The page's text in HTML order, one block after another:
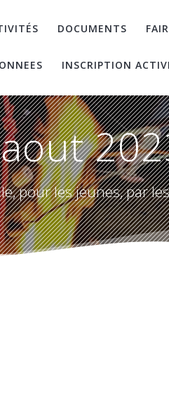
DOCUMENTS
INSCRIPTION
pour les jeunes, par